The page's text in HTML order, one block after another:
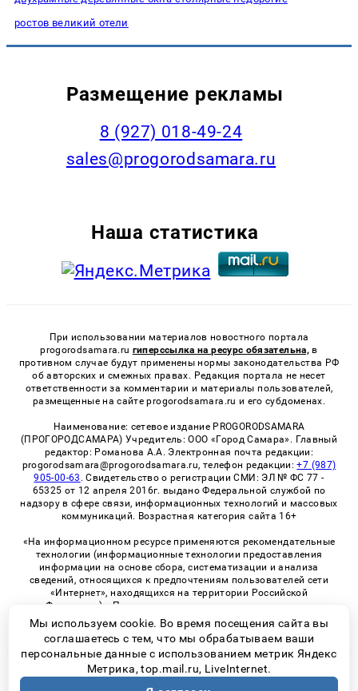
ростов великий отели
Размещение рекламы
8 (927) 018-49-24
sales@progorodsamara.ru
Наша статистика
При использовании материалов новостного портала
progorodsamara.ru гиперссылка на ресурс обязательна, в
противном случае будут применены нормы законодательства РФ
об авторских и смежных правах. Редакция портала не несет
ответственности за комментарии и материалы пользователей,
размещенные на сайте progorodsamara.ru и его субдоменах.
Наименование: сетевое издание PROGORODSAMARA
(ПРОГОРОДСАМАРА) Учредитель: ООО «Город Самара». Главный
редактор: Романова А.А. Электронная почта редакции:
progorodsamara@progorodsamara.ru, телефон редакции:+7 (987)
905-00-63 . Свидетельство о регистрации СМИ: ЭЛ № ФС 77 -
65325 от 12 апреля 2016г. выдано Федеральной службой по
надзору в сфере связи, информационных технологий и массовых
коммуникаций. Возрастная категория сайта 16+
«На информационном ресурсе применяются рекомендательные
технологии (информационные технологии предоставления
информации на основе сбора, систематизации и анализа
сведений, относящихся к предпочтениям пользователей сети
«Интернет», находящихся на территории Российской
Федерации)». Правила применения рекомендательных
технологий в виджетах рекламно-обменной сети
«СМИ2» (PDF)
© 2026 «ProGorodSamara» | Все права защищены
Мы используем cookie. Во время посещения сайта вы
соглашаетесь с тем, что мы обрабатываем ваши
персональные данные с использованием метрик Яндекс
Метрика, top.mail.ru, LiveInternet.